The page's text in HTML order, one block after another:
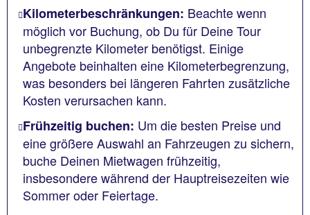
Kilometerbeschränkungen: Beachte wenn
möglich vor Buchung, ob Du für Deine Tour
unbegrenzte Kilometer benötigst. Einige
Angebote beinhalten eine Kilometerbegrenzung,
was besonders bei längeren Fahrten zusätzliche
Kosten verursachen kann.
Frühzeitig buchen: Um die besten Preise und
eine größere Auswahl an Fahrzeugen zu sichern,
buche Deinen Mietwagen frühzeitig,
insbesondere während der Hauptreisezeiten wie
Sommer oder Feiertage.